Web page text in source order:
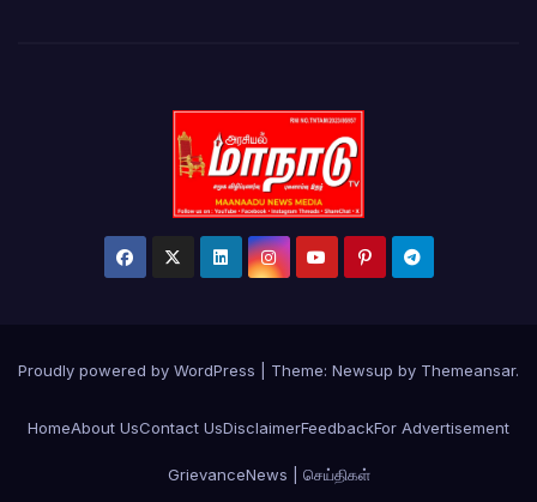
Proudly powered by WordPress Theme: Newsup by Themeansar.
HomeAbout UsContact UsDisclaimerFeedbackFor Advertisement
GrievanceNews | செய்திகள்